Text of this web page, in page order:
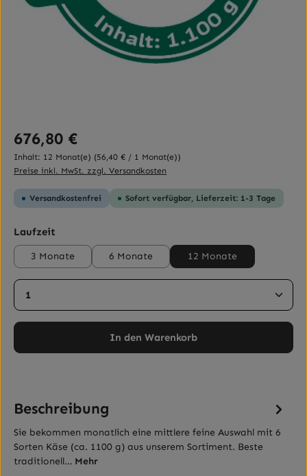
Regulärer Preis:
676,80 €
Inhalt: 12 Monat(e) (56,40 € / 1 Monat(e))
Preise inkl. MwSt. zzgl. Versandkosten
Versandkostenfrei Sofort verfügbar, Lieferzeit: 1-3 Tage
Laufzeit
3 Monate 6 Monate 12 Monate
Produkt Anzahl: Gib den gewünschten Wert ein
In den Warenkorb
Beschreibung
Sie bekommen monatlich eine mittlere feine Auswahl mit 6
Sorten Käse (ca. 1100 g) aus unserem Sortiment. Beste
traditionell… Mehr